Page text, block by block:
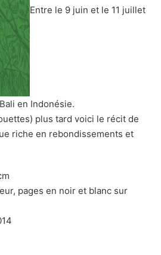
Entre le 9 juin et le 11 juillet
en Indonésie.
plus tard voici le récit de
riche en rebondissements et
pages en noir et blanc sur